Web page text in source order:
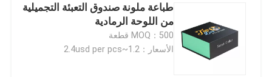
طباعة ملونة صندوق التعبئة التجميلية
من اللوحة الرمادية
MOQ：500 قطعة
الأسعار：1.2~2.4usd per pcs